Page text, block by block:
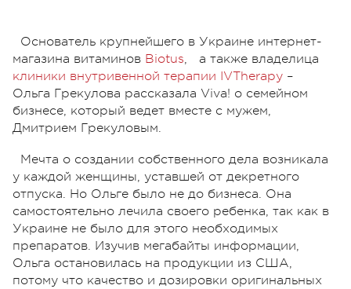
Основатель крупнейшего в Украине интернет-
магазина витаминов Biotus, а также владелица
клиники внутривенной терапии IVTherapy –
Ольга Грекулова рассказала Viva! о семейном
бизнесе, который ведет вместе с мужем,
Дмитрием Грекуловым.
Мечта о создании собственного дела возникала
у каждой женщины, уставшей от декретного
отпуска. Но Ольге было не до бизнеса. Она
самостоятельно лечила своего ребенка, так как в
Украине не было для этого необходимых
препаратов. Изучив мегабайты информации,
Ольга остановилась на продукции из США,
потому что качество и дозировки оригинальных